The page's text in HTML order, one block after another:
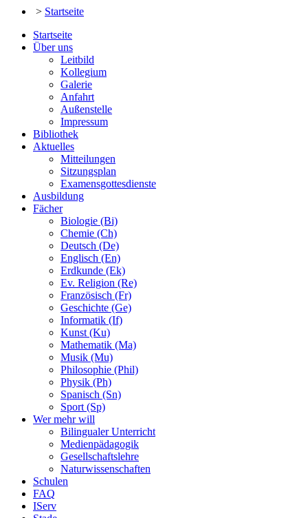
> Startseite
Startseite
Über uns
Leitbild
Kollegium
Galerie
Anfahrt
Außenstelle
Impressum
Bibliothek
Aktuelles
Mitteilungen
Sitzungsplan
Examensgottesdienste
Ausbildung
Fächer
Biologie (Bi)
Chemie (Ch)
Deutsch (De)
Englisch (En)
Erdkunde (Ek)
Ev. Religion (Re)
Französisch (Fr)
Geschichte (Ge)
Informatik (If)
Kunst (Ku)
Mathematik (Ma)
Musik (Mu)
Philosophie (Phil)
Physik (Ph)
Spanisch (Sn)
Sport (Sp)
Wer mehr will
Bilingualer Unterricht
Medienpädagogik
Gesellschaftslehre
Naturwissenschaften
Schulen
FAQ
IServ